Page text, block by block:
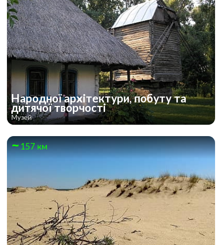
Народної архітектури, побуту та
дитячої творчості
Музей
157 км